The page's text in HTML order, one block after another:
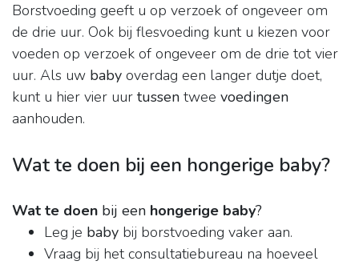
Borstvoeding geeft u op verzoek of ongeveer om
de drie uur. Ook bij flesvoeding kunt u kiezen voor
voeden op verzoek of ongeveer om de drie tot vier
uur. Als uw baby overdag een langer dutje doet,
kunt u hier vier uur tussen twee voedingen
aanhouden.
Wat te doen bij een hongerige baby?
Wat te doen bij een hongerige baby?
Leg je baby bij borstvoeding vaker aan.
Vraag bij het consultatiebureau na hoeveel